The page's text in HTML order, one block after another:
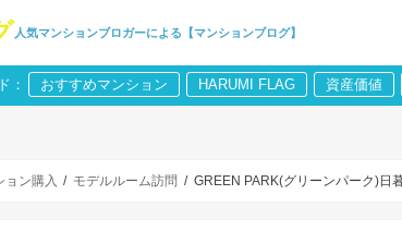
人気マンションブロガーによる【マンションブログ】
： おすすめマンション HARUMI FLAG 資産価値
ョン購入 モデルルーム訪問 GREEN PARK(グリーンパーク)